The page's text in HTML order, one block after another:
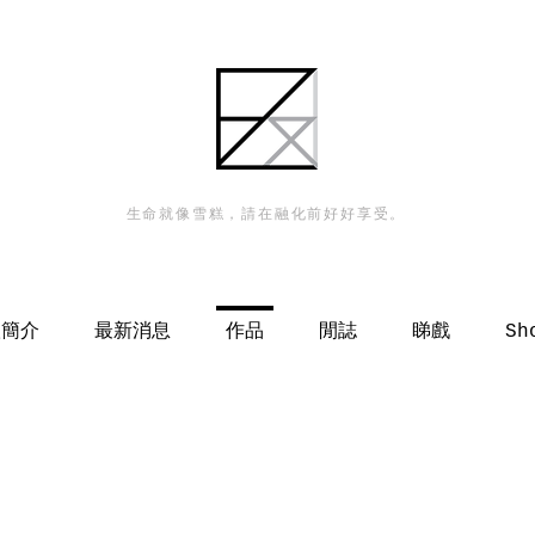
生命就像雪糕，請在融化前好好享受。
介 最新消息 作品 閒誌 睇戲